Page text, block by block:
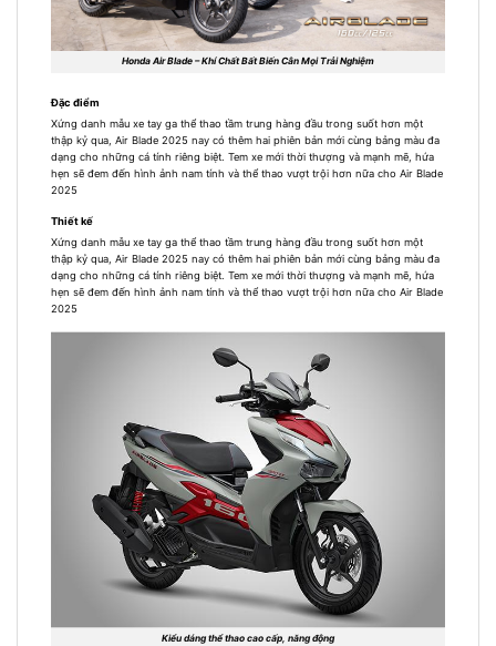
Honda Air Blade – Khí Chất Bất Biến Cân Mọi Trải Nghiệm
Đặc điểm
Xứng danh mẫu xe tay ga thể thao tầm trung hàng đầu trong suốt hơn một
thập kỷ qua, Air Blade 2025 nay có thêm hai phiên bản mới cùng bảng màu đa
dạng cho những cá tính riêng biệt. Tem xe mới thời thượng và mạnh mẽ, hứa
hẹn sẽ đem đến hình ảnh nam tính và thể thao vượt trội hơn nữa cho Air Blade
2025
Thiết kế
Xứng danh mẫu xe tay ga thể thao tầm trung hàng đầu trong suốt hơn một
thập kỷ qua, Air Blade 2025 nay có thêm hai phiên bản mới cùng bảng màu đa
dạng cho những cá tính riêng biệt. Tem xe mới thời thượng và mạnh mẽ, hứa
hẹn sẽ đem đến hình ảnh nam tính và thể thao vượt trội hơn nữa cho Air Blade
2025
Kiểu dáng thể thao cao cấp, năng động